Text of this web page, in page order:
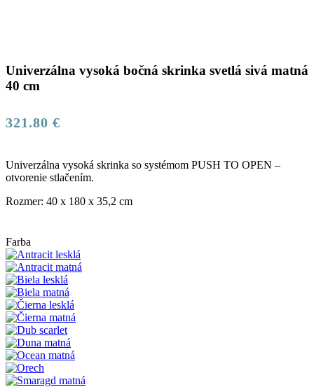
Univerzálna vysoká bočná skrinka svetlá sivá matná
40 cm
321.80 €
Univerzálna vysoká skrinka so systémom PUSH TO OPEN –
otvorenie stlačením.
Rozmer: 40 x 180 x 35,2 cm
Farba